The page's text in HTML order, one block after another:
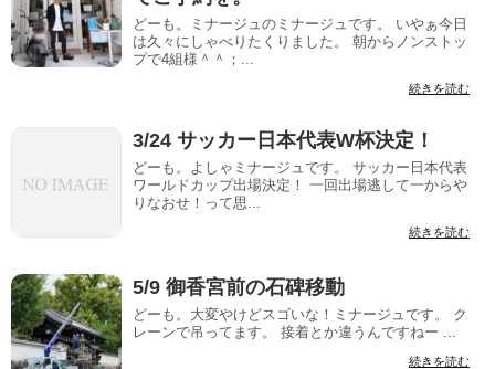
どーも。ミナージュのミナージュです。 いやぁ今日
は久々にしゃべりたくりました。 朝からノンストッ
プで4組様＾＾；...
続きを読む
3/24 サッカー日本代表W杯決定！
どーも。よしゃミナージュです。 サッカー日本代表
ワールドカップ出場決定！ 一回出場逃して一からや
りなおせ！って思...
続きを読む
5/9 御香宮前の石碑移動
どーも。大変やけどスゴいな！ミナージュです。 ク
レーンで吊ってます。 接着とか違うんですねー ...
続きを読む